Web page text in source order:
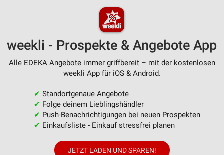
weekli - Prospekte & Angebote App
Alle EDEKA Angebote immer griffbereit – mit der kostenlosen
weekli App für iOS & Android.
✔ Standortgenaue Angebote
✔ Folge deinem Lieblingshändler
✔ Push-Benachrichtigungen bei neuen Prospekten
✔ Einkaufsliste - Einkauf stressfrei planen
JETZT LADEN UND SPAREN!